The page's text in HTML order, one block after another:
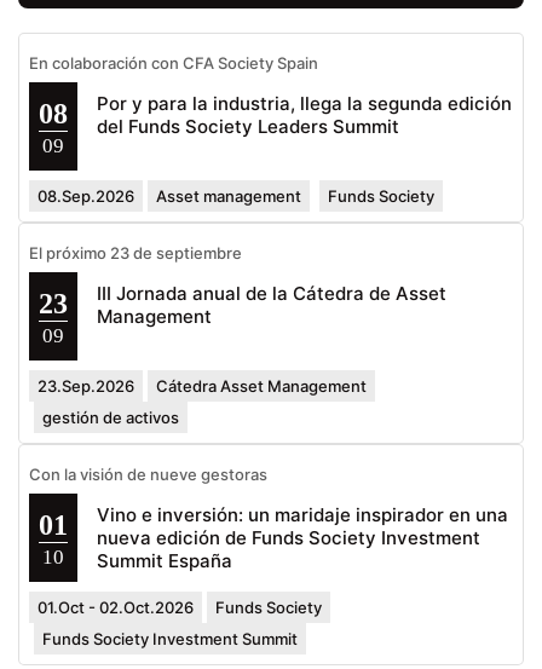
En colaboración con CFA Society Spain
08
09
Por y para la industria, llega la segunda edición
del Funds Society Leaders Summit
08.Sep.2026 Asset management Funds Society
El próximo 23 de septiembre
23
09
III Jornada anual de la Cátedra de Asset
Management
23.Sep.2026
Cátedra Asset Management
gestión de activos
Con la visión de nueve gestoras
01
10
Vino e inversión: un maridaje inspirador en una
nueva edición de Funds Society Investment
Summit España
01.Oct - 02.Oct.2026
Funds Society
Funds Society Investment Summit